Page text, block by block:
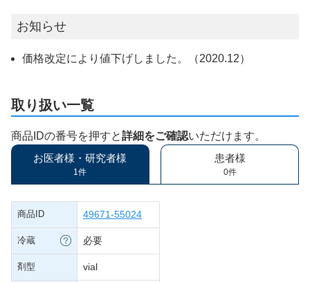
お知らせ
価格改定により値下げしました。（2020.12）
取り扱い一覧
商品IDの番号を押すと詳細をご確認いただけます。
お医者様・研究者様
1件
患者様
0件
商品ID 49671-55024
冷蔵 必要
剤型 vial